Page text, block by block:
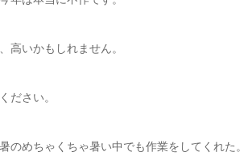
高いかもしれません。
ださい。
のめちゃくちゃ暑い中でも作業をしてくれた。